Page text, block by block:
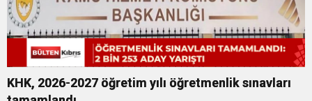
KHK, 2026-2027 öğretim yılı öğretmenlik sınavları